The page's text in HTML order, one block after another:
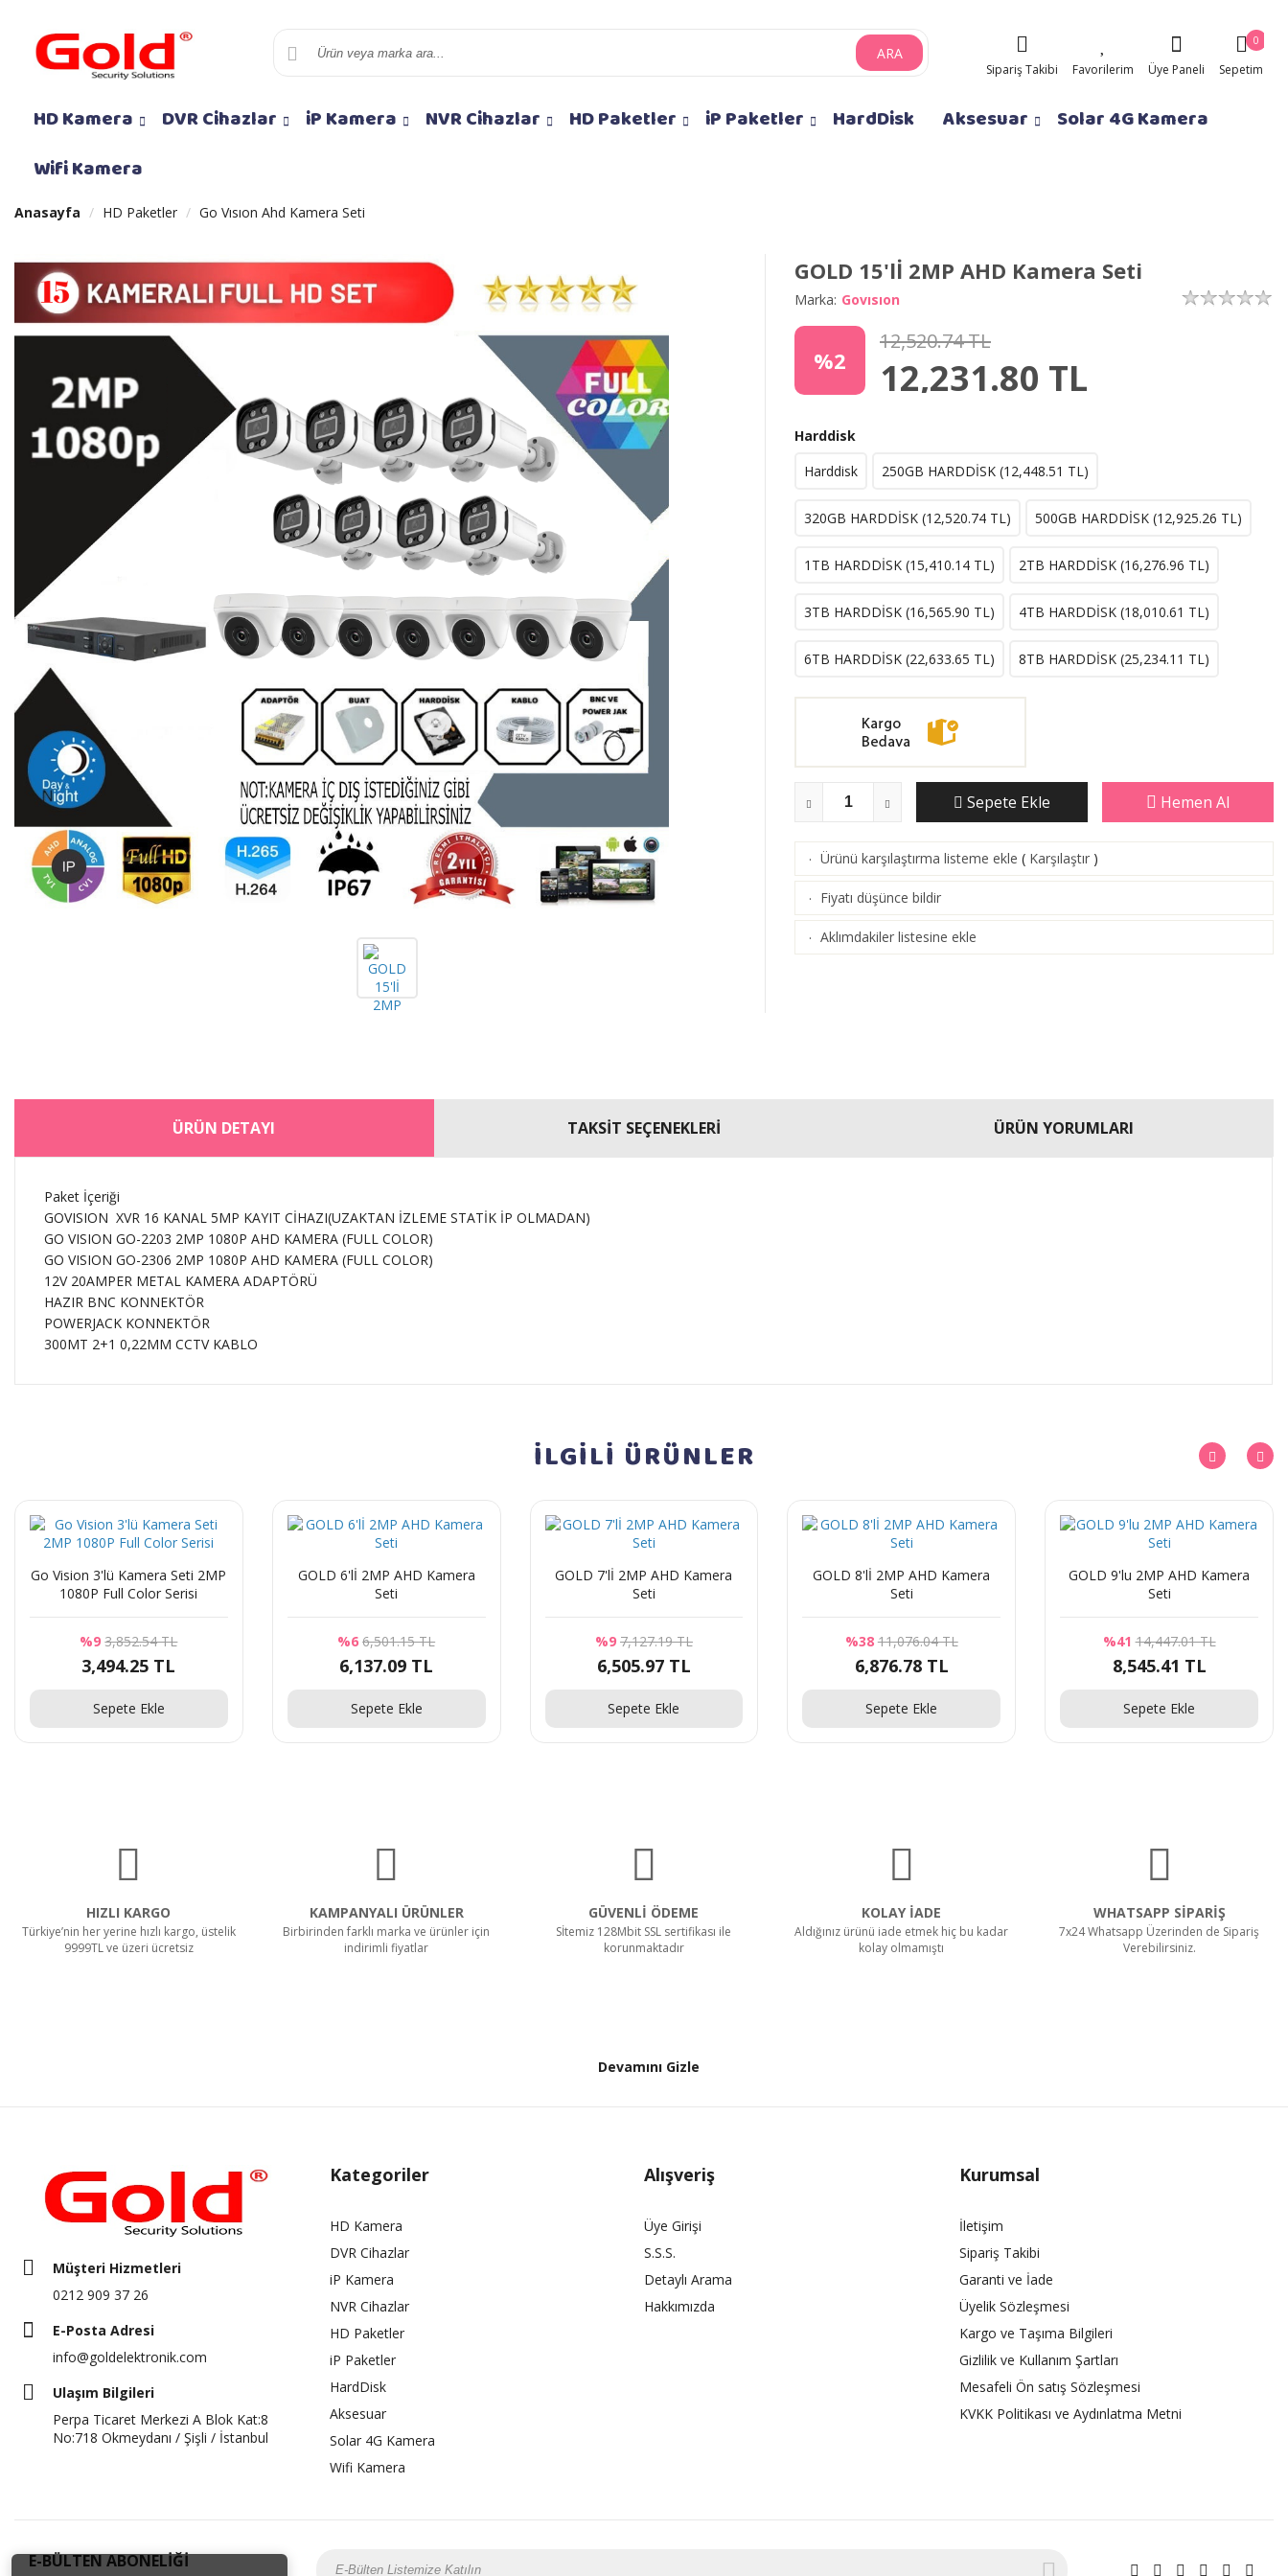
ARA
Sipariş Takibi Favorilerim Üye Paneli Sepetim
0
HD Kamera DVR Cihazlar iP Kamera NVR Cihazlar HD Paketler iP Paketler HardDisk Aksesuar
Solar 4G Kamera
Wifi Kamera
Anasayfa HD Paketler Go Vısıon Ahd Kamera Seti
GOLD 15'lİ 2MP AHD Kamera Seti
Marka: Govısıon
%2
12,520.74 TL
12,231.80 TL
Harddisk
Harddisk
250GB HARDDİSK (12,448.51 TL)
320GB HARDDİSK (12,520.74 TL) 500GB HARDDİSK (12,925.26 TL)
1TB HARDDİSK (15,410.14 TL) 2TB HARDDİSK (16,276.96 TL)
3TB HARDDİSK (16,565.90 TL) 4TB HARDDİSK (18,010.61 TL)
6TB HARDDİSK (22,633.65 TL) 8TB HARDDİSK (25,234.11 TL)
Sepete Ekle Hemen Al
· Ürünü karşılaştırma listeme ekle ( Karşılaştır )
· Fiyatı düşünce bildir
· Aklımdakiler listesine ekle
ÜRÜN DETAYI TAKSİT SEÇENEKLERİ ÜRÜN YORUMLARI
Paket İçeriği
GOVISION XVR 16 KANAL 5MP KAYIT CİHAZI(UZAKTAN İZLEME STATİK İP OLMADAN)
GO VISION GO-2203 2MP 1080P AHD KAMERA (FULL COLOR)
GO VISION GO-2306 2MP 1080P AHD KAMERA (FULL COLOR)
12V 20AMPER METAL KAMERA ADAPTÖRÜ
HAZIR BNC KONNEKTÖR
POWERJACK KONNEKTÖR
300MT 2+1 0,22MM CCTV KABLO
İLGİLİ ÜRÜNLER
Go Vision 3'lü Kamera Seti 2MP
1080P Full Color Serisi
%9 3,852.54 TL
3,494.25 TL
Sepete Ekle
GOLD 6'lİ 2MP AHD Kamera
Seti
%6 6,501.15 TL
6,137.09 TL
Sepete Ekle
GOLD 7'lİ 2MP AHD Kamera
Seti
%9 7,127.19 TL
6,505.97 TL
Sepete Ekle
GOLD 8'lİ 2MP AHD Kamera
Seti
%38 11,076.04 TL
6,876.78 TL
Sepete Ekle
GOLD 9'lu 2MP AHD Kamera
Seti
%41 14,447.01 TL
8,545.41 TL
Sepete Ekle
HIZLI KARGO
Türkiye’nin her yerine hızlı kargo, üstelik
9999TL ve üzeri ücretsiz
KAMPANYALI ÜRÜNLER
Birbirinden farklı marka ve ürünler için
indirimli fiyatlar
GÜVENLİ ÖDEME
Sİtemiz 128Mbit SSL sertifikası ile
korunmaktadır
KOLAY İADE
Aldığınız ürünü iade etmek hiç bu kadar
kolay olmamıştı
WHATSAPP SİPARİŞ
7x24 Whatsapp Üzerinden de Sipariş
Verebilirsiniz.
Devamını Gizle
Müşteri Hizmetleri
0212 909 37 26
E-Posta Adresi
info@goldelektronik.com
Ulaşım Bilgileri
Perpa Ticaret Merkezi A Blok Kat:8
No:718 Okmeydanı / Şişli / İstanbul
Kategoriler
HD Kamera
DVR Cihazlar
iP Kamera
NVR Cihazlar
HD Paketler
iP Paketler
HardDisk
Aksesuar
Solar 4G Kamera
Wifi Kamera
Alışveriş
Üye Girişi
S.S.S.
Detaylı Arama
Hakkımızda
Kurumsal
İletişim
Sipariş Takibi
Garanti ve İade
Üyelik Sözleşmesi
Kargo ve Taşıma Bilgileri
Gizlilik ve Kullanım Şartları
Mesafeli Ön satış Sözleşmesi
KVKK Politikası ve Aydınlatma Metni
E-BÜLTEN ABONELİĞİ